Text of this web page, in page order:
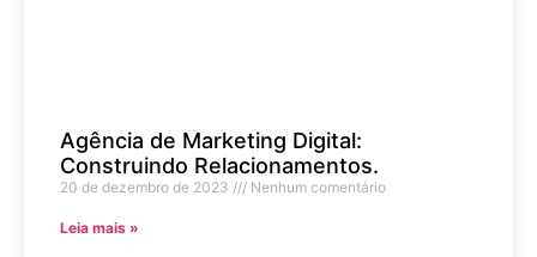
Agência de Marketing Digital:
Construindo Relacionamentos.
20 de dezembro de 2023 Nenhum comentário
Leia mais »